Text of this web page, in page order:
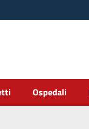
Ospedali